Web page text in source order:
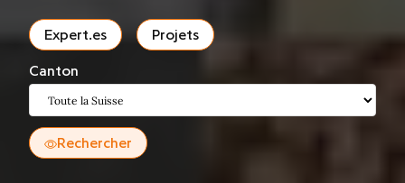
Expert.es Projets
Canton
Rechercher